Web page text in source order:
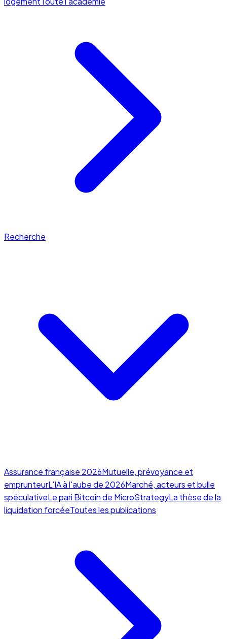
Recherche
Assurance française 2026Mutuelle, prévoyance et
emprunteurL'IA à l'aube de 2026Marché, acteurs et bulle
spéculativeLe pari Bitcoin de MicroStrategyLa thèse de la
liquidation forcéeToutes les publications